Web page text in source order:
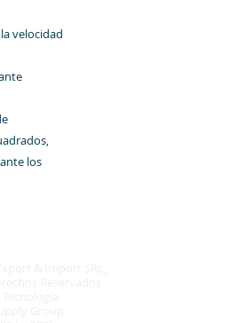
velocidad
los